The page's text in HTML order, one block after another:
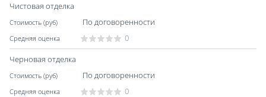
Чистовая отделка
По договоренности
0
Черновая отделка
По договоренности
0